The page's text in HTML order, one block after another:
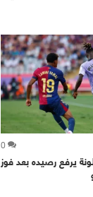
0
يرفع رصيده بعد فوز